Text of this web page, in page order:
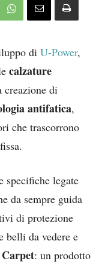
di U-Power,
calzature
creazione di
antifatica,
che trascorrono
specifiche legate
da sempre guida
di protezione
belli da vedere e
: un prodotto